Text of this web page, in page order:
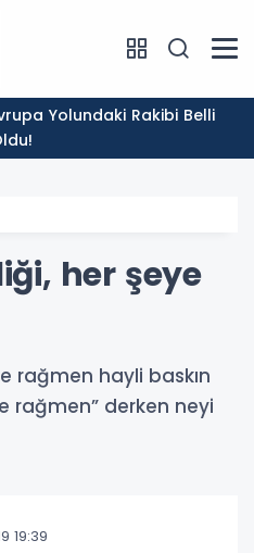
her şeye
rağmen hayli baskın
rağmen” derken neyi
19:39